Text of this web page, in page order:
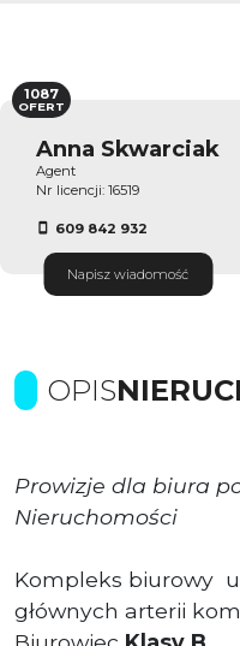
Anna Skwarciak
Agent
Nr licencji: 16519
609 842 932
Napisz wiadomość
1087
OFERT
OPIS
Prowizje dla biura
Nieruchomości
Kompleks biurowy
głównych arterii